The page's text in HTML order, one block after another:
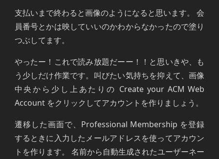
支払いまで終わると画像のようになると思います。 会
員番号とかは映していいのかわからなかったので塗り
つぶしてます。
やったー！これで読み放題だーー！！と思いきや、も
う少しだけ作業です。叫びたい気持ちを抑えて、画像
中央から少し上あたりの Create your ACM Web
Account をクリックしてアカウントを作りましょう。
遷移した画面で、Professional Membership を登録
するときに入力したメールアドレスを使ってアカウン
トを作ります。 名前から自動生成されたユーザーネー